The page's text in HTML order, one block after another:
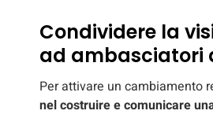
Condividere la
ad ambasciatori
Per attivare un cambiamento
nel costruire e comunicare